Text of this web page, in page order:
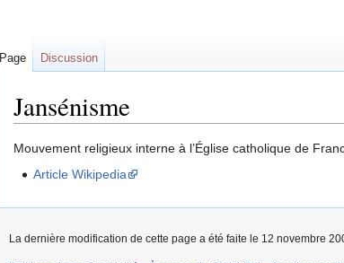
Jansénisme
Aller
navigation
Aller
recherche
Mouvement religieux interne à l’Église catholique de
Article Wikipedia
Page Discussion
La dernière modification de cette page a été faite le 12 novembre